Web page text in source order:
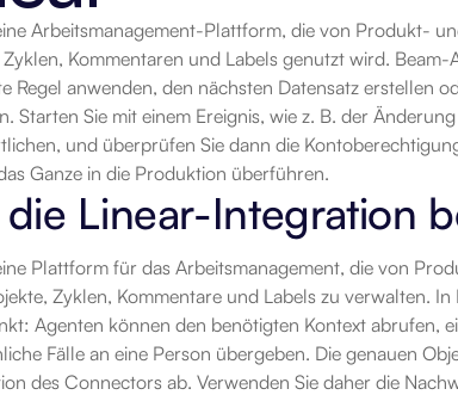
Arbeitsmanagement-Plattform, die von Produkt-
Kommentaren und Labels genutzt wird. Beam-
Regel anwenden, den nächsten Datensatz erstellen
Starten Sie mit einem Ereignis, wie z. B. der
und überprüfen Sie dann die
Ganze in die Produktion überführen.
die Linear-Integration
Plattform für das Arbeitsmanagement, die von
Zyklen, Kommentare und Labels zu verwalten.
Agenten können den benötigten Kontext abrufen,
Fälle an eine Person übergeben. Die genauen
des Connectors ab. Verwenden Sie daher die